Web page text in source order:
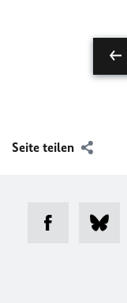
Seite teilen